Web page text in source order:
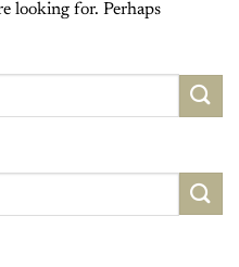
looking for. Perhaps